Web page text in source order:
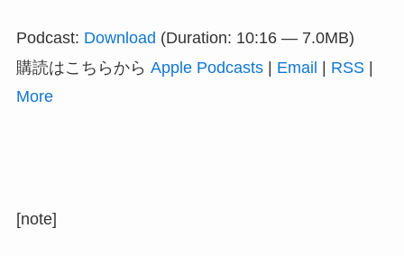
レ
Podcast: Download (Duration: 10:16 — 7.0MB)
購読はこちらから Apple Podcasts| Email | RSS|
More
[note]